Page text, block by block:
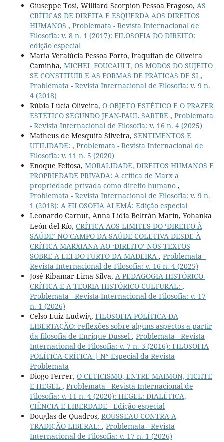
Giuseppe Tosi, Williard Scorpion Pessoa Fragoso, AS
CRÍTICAS DE DIREITA E ESQUERDA AOS DIREITOS
HUMANOS , Problemata - Revista Internacional de
Filosofia: v. 8 n. 1 (2017): FILOSOFIA DO DIREITO:
edição especial
Maria Veralúcia Pessoa Porto, Iraquitan de Oliveira
Caminha, MICHEL FOUCAULT, OS MODOS DO SUJEITO
SE CONSTITUIR E AS FORMAS DE PRÁTICAS DE SI ,
Problemata - Revista Internacional de Filosofia: v. 9 n.
4 (2018)
Rúbia Lúcia Oliveira, O OBJETO ESTÉTICO E O PRAZER
ESTÉTICO SEGUNDO JEAN-PAUL SARTRE , Problemata
- Revista Internacional de Filosofia: v. 16 n. 4 (2025)
Matheus de Mesquita Silveira, SENTIMENTOS E
UTILIDADE: , Problemata - Revista Internacional de
Filosofia: v. 11 n. 5 (2020)
Enoque Feitosa, MORALIDADE, DIREITOS HUMANOS E
PROPRIEDADE PRIVADA: A crítica de Marx a
propriedade privada como direito humano ,
Problemata - Revista Internacional de Filosofia: v. 9 n.
1 (2018): A FILOSOFIA ALEMÃ: Edição especial
Leonardo Carnut, Anna Lidia Beltrán Marín, Yohanka
León del Río, CRÍTICA AOS LIMITES DO ‘DIREITO À
SAÚDE’ NO CAMPO DA SAÚDE COLETIVA DESDE À
CRÍTICA MARXIANA AO ‘DIREITO’ NOS TEXTOS
SOBRE A LEI DO FURTO DA MADEIRA , Problemata -
Revista Internacional de Filosofia: v. 16 n. 4 (2025)
José Ribamar Lima Silva, A PEDAGOGIA HISTÓRICO-
CRÍTICA E A TEORIA HISTÓRICO-CULTURAL: ,
Problemata - Revista Internacional de Filosofia: v. 17
n. 1 (2026)
Celso Luiz Ludwig, FILOSOFIA POLÍTICA DA
LIBERTAÇÃO: reflexões sobre alguns aspectos a partir
da filosofia de Enrique Dussel , Problemata - Revista
Internacional de Filosofia: v. 7 n. 3 (2016): FILOSOFIA
POLÍTICA CRÍTICA | N° Especial da Revista
Problemata
Diogo Ferrer, O CETICISMO, ENTRE MAIMON, FICHTE
E HEGEL , Problemata - Revista Internacional de
Filosofia: v. 11 n. 4 (2020): HEGEL: DIALÉTICA,
CIÊNCIA E LIBERDADE - Edição especial
Douglas de Quadros, ROUSSEAU CONTRA A
TRADIÇÃO LIBERAL: , Problemata - Revista
Internacional de Filosofia: v. 17 n. 1 (2026)